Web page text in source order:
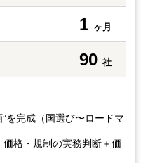
1 ヶ月
90 社
を完成（国選び〜ロードマ
格・規制の実務判断＋価